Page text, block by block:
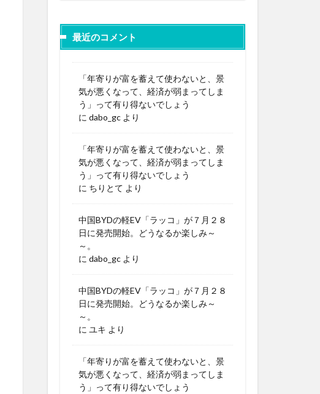
最近のコメント
「年寄りが富を蓄えて使わないと、景
気が悪くなって、経済が弱まってしま
う」って有り得ないでしょう
に dabo_gc より
「年寄りが富を蓄えて使わないと、景
気が悪くなって、経済が弱まってしま
う」って有り得ないでしょう
に ちりとて より
中国BYDの軽EV「ラッコ」が７月２８
日に発売開始。どうなるか楽しみ～
～。
に dabo_gc より
中国BYDの軽EV「ラッコ」が７月２８
日に発売開始。どうなるか楽しみ～
～。
に ユキ より
「年寄りが富を蓄えて使わないと、景
気が悪くなって、経済が弱まってしま
う」って有り得ないでしょう